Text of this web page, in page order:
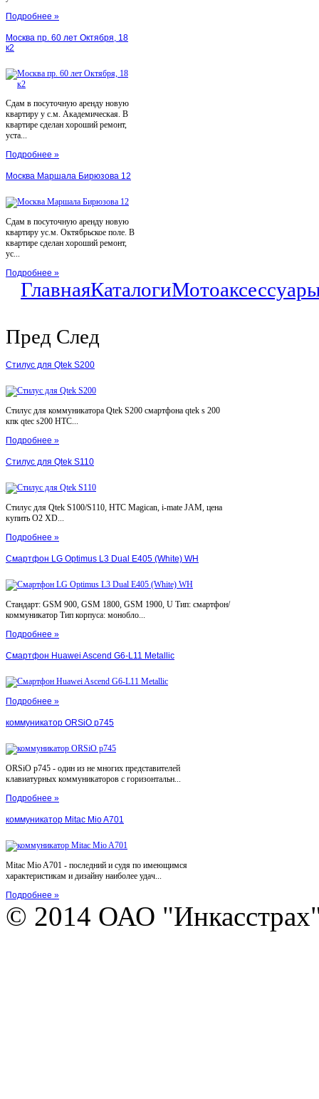
Подробнее »
Москва пр. 60 лет Октября, 18
к2
Сдам в посуточную аренду новую
квартиру у с.м. Академическая. В
квартире сделан хороший ремонт,
уста...
Подробнее »
Москва Маршала Бирюзова 12
Сдам в посуточную аренду новую
квартиру ус.м. Октябрьское поле. В
квартире сделан хороший ремонт,
ус...
Подробнее »
ГлавнаяКаталоги
Пред След
Стилус для Qtek S200
Стилус для коммуникатора Qtek S200 смартфона qtek s 200
кпк qtec s200 HTC...
Подробнее »
Стилус для Qtek S110
Стилус для Qtek S100/S110, HTC Magican, i-mate JAM, цена
купить O2 XD...
Подробнее »
Смартфон LG Optimus L3 Dual E405 (White) WH
Стандарт: GSM 900, GSM 1800, GSM 1900, U Тип: смартфон/
коммуникатор Тип корпуса: монобло...
Подробнее »
Смартфон Huawei Ascend G6-L11 Metallic
Подробнее »
коммуникатор ORSiO p745
ORSiO p745 - один из не многих представителей
клавиатурных коммуникаторов с горизонтальн...
Подробнее »
коммуникатор Mitac Mio A701
Mitac Mio A701 - последний и судя по имеющимся
характеристикам и дизайну наиболее удач...
Подробнее »
© 2014 ОАО